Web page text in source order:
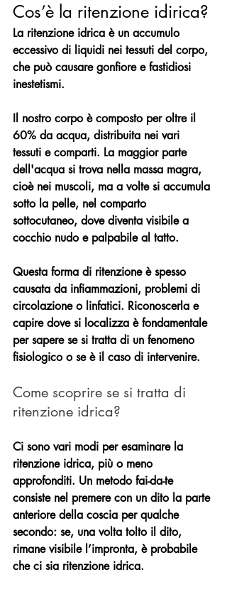
Cos’è la ritenzione idirica?
La ritenzione idrica è un accumulo
eccessivo di liquidi nei tessuti del corpo,
che può causare gonfiore e fastidiosi
inestetismi.
Il nostro corpo è composto per oltre il
60% da acqua, distribuita nei vari
tessuti e comparti. La maggior parte
dell'acqua si trova nella massa magra,
cioè nei muscoli, ma a volte si accumula
sotto la pelle, nel comparto
sottocutaneo, dove diventa visibile a
cocchio nudo e palpabile al tatto.
Questa forma di ritenzione è spesso
causata da infiammazioni, problemi di
circolazione o linfatici. Riconoscerla e
capire dove si localizza è fondamentale
per sapere se si tratta di un fenomeno
fisiologico o se è il caso di intervenire.
Come scoprire se si tratta di
ritenzione idrica?
Ci sono vari modi per esaminare la
ritenzione idrica, più o meno
approfonditi. Un metodo fai-da-te
consiste nel premere con un dito la parte
anteriore della coscia per qualche
secondo: se, una volta tolto il dito,
rimane visibile l’impronta, è probabile
che ci sia ritenzione idrica.